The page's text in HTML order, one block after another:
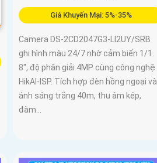
Giá Khuyến Mại: 5%-35%
Camera DS-2CD2047G3-LI2UY/SRB
ghi hình màu 24/7 nhờ cảm biến 1/1.
8", độ phân giải 4MP cùng công nghệ
HikAI-ISP. Tích hợp đèn hồng ngoại và
ánh sáng trắng 40m, thu âm kép,
đàm...